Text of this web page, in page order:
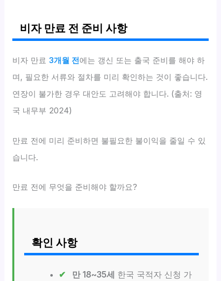
비자 만료 전 준비 사항
비자 만료 3개월 전에는 갱신 또는 출국 준비를 해야 하
며, 필요한 서류와 절차를 미리 확인하는 것이 좋습니다.
연장이 불가한 경우 대안도 고려해야 합니다. (출처: 영
국 내무부 2024)
만료 전에 미리 준비하면 불필요한 불이익을 줄일 수 있
습니다.
만료 전에 무엇을 준비해야 할까요?
확인 사항
만 18~35세 한국 국적자 신청 가